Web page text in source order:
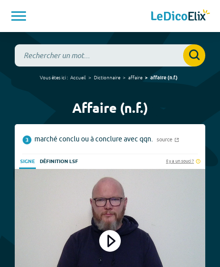
Vous êtes ici : Accueil Dictionnaire affaire affaire(n.f.)
Affaire (n.f.)
3 marché conclu ou à conclure avec qqn. source
SIGNE DÉFINITION LSF Il y a un souci ?
Play